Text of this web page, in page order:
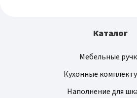
Каталог
Мебельные
Кухонные
Наполнение для